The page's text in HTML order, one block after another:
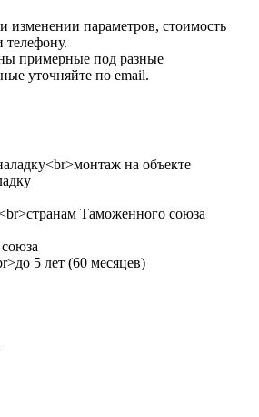
изменении параметров, стоимость
телефону.
примерные под разные
уточняйте по email.